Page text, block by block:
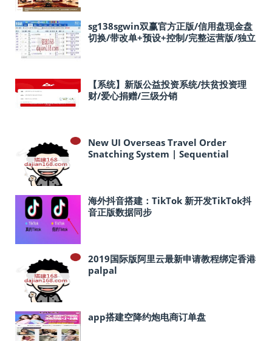
sg138sgwin双赢官方正版/信用盘现金盘
切换/带改单+预设+控制/完整运营版/独立
【系统】新版公益投资系统/扶贫投资理
财/爱心捐赠/三级分销
New UI Overseas Travel Order
Snatching System | Sequential
海外抖音搭建：TikTok 新开发TikTok抖
音正版数据同步
2019国际版阿里云最新申请教程绑定香港
palpal
app搭建空降约炮电商订单盘